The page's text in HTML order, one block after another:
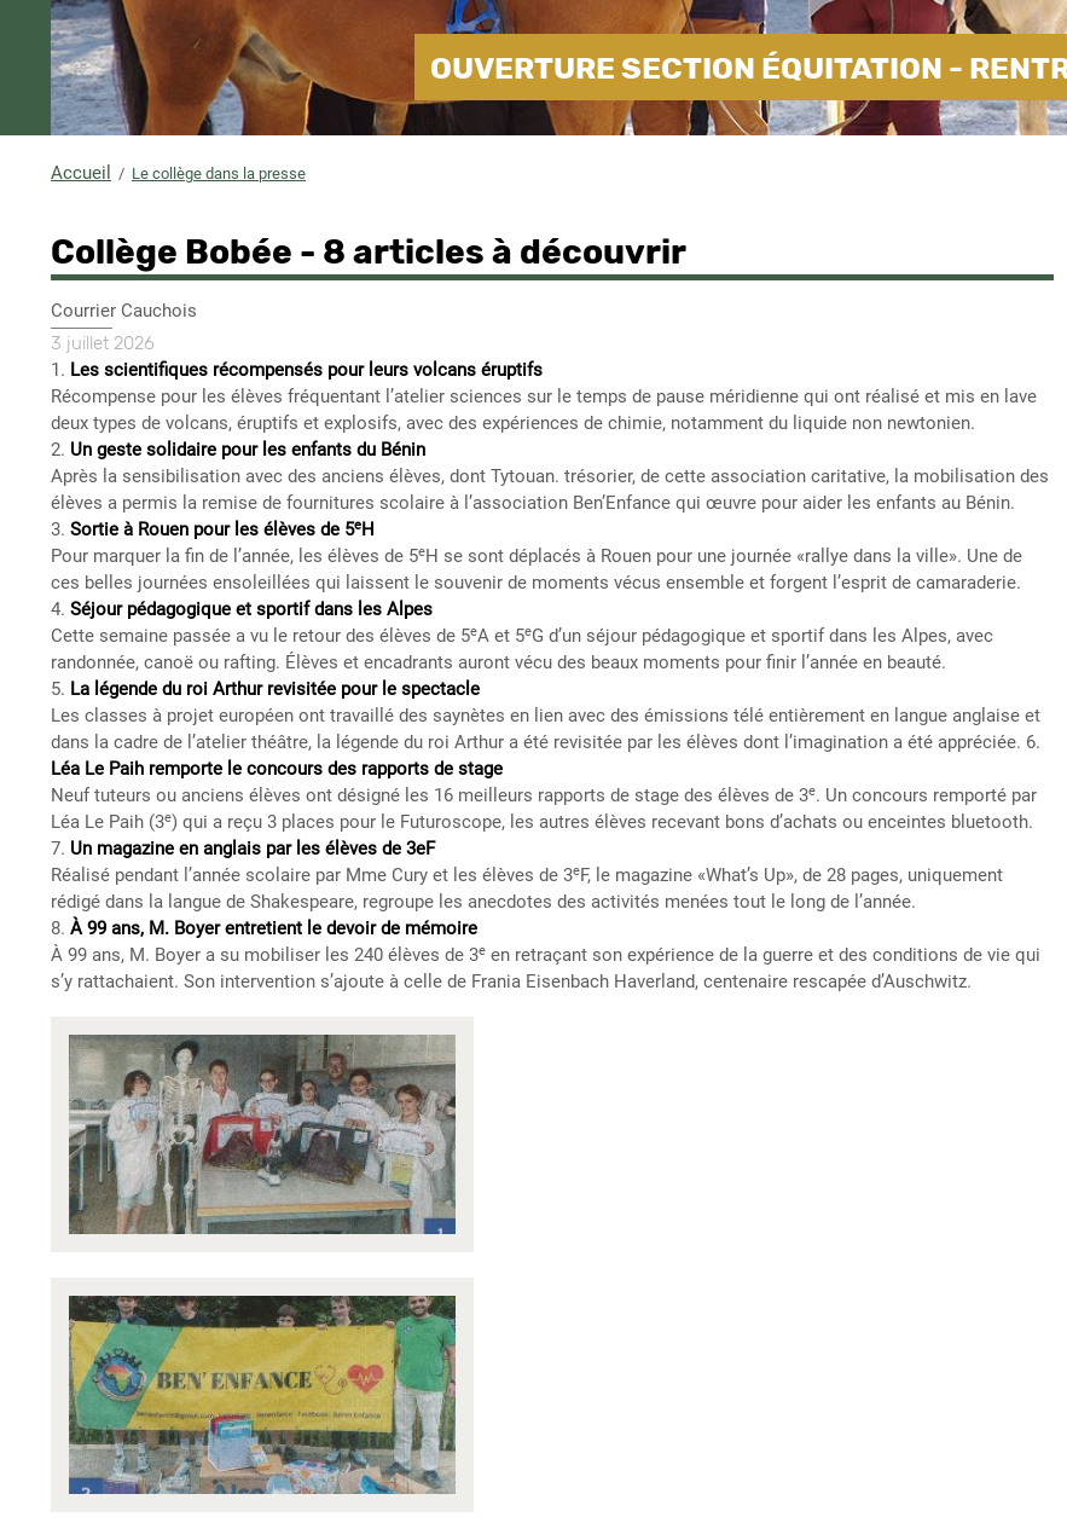
OUVERTURE SECTION ÉQUITATION -
Accueil Le collège dans la presse
Collège Bobée - 8 articles à découvrir
Nom
du
journal
Courrier Cauchois
date
article
3 juillet 2026
Description
presse
1. Les scientifiques récompensés pour leurs volcans éruptifs
Récompense pour les élèves fréquentant l’atelier sciences sur le temps de pause méridienne qui ont réalisé et mis en lave
deux types de volcans, éruptifs et explosifs, avec des expériences de chimie, notamment du liquide non newtonien.
2. Un geste solidaire pour les enfants du Bénin
Après la sensibilisation avec des anciens élèves, dont Tytouan. trésorier, de cette association caritative, la mobilisation des
élèves a permis la remise de fournitures scolaire à l’association Ben’Enfance qui œuvre pour aider les enfants au Bénin.
3. Sortie à Rouen pour les élèves de 5e H
Pour marquer la fin de l’année, les élèves de 5eH se sont déplacés à Rouen pour une journée «rallye dans la ville». Une de
ces belles journées ensoleillées qui laissent le souvenir de moments vécus ensemble et forgent l’esprit de camaraderie.
4. Séjour pédagogique et sportif dans les Alpes
Cette semaine passée a vu le retour des élèves de 5eA et 5eG d’un séjour pédagogique et sportif dans les Alpes, avec
randonnée, canoë ou rafting. Élèves et encadrants auront vécu des beaux moments pour finir l’année en beauté.
5. La légende du roi Arthur revisitée pour le spectacle
Les classes à projet européen ont travaillé des saynètes en lien avec des émissions télé entièrement en langue anglaise et
dans la cadre de l’atelier théâtre, la légende du roi Arthur a été revisitée par les élèves dont l’imagination a été appréciée. 6.
Léa Le Paih remporte le concours des rapports de stage
Neuf tuteurs ou anciens élèves ont désigné les 16 meilleurs rapports de stage des élèves de 3e. Un concours remporté par
Léa Le Paih (3e) qui a reçu 3 places pour le Futuroscope, les autres élèves recevant bons d’achats ou enceintes bluetooth.
7. Un magazine en anglais par les élèves de 3eF
Réalisé pendant l’année scolaire par Mme Cury et les élèves de 3eF, le magazine «What’s Up», de 28 pages, uniquement
rédigé dans la langue de Shakespeare, regroupe les anecdotes des activités menées tout le long de l’année.
8. À 99 ans, M. Boyer entretient le devoir de mémoire
À 99 ans, M. Boyer a su mobiliser les 240 élèves de 3e en retraçant son expérience de la guerre et des conditions de vie qui
s’y rattachaient. Son intervention s’ajoute à celle de Frania Eisenbach Haverland, centenaire rescapée d’Auschwitz.
Image
presse